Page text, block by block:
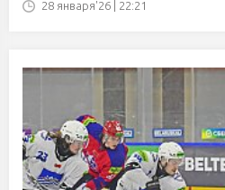
28 января'26 | 22:21